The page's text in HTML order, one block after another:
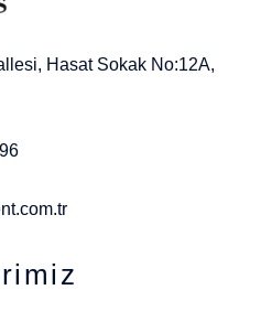
Hasat Sokak No:12A,